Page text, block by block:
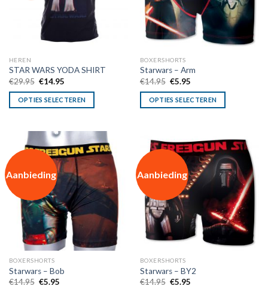
HEREN
STAR WARS YODA SHIRT
€29.95 Oorspronkelijke
was:
€29.95.
€14.95Huidige
is:
€14.95.
OPTIES SELECTEREN
BOXERSHORTS
Starwars – Arm
€14.95 Oorspronkelijke
was:
€14.95.
€5.95Huidige
is:
€5.95.
OPTIES SELECTEREN
Aanbieding
BOXERSHORTS
Starwars – Bob
€14.95 Oorspronkelijke
€5.95Huidige
Aanbieding
BOXERSHORTS
Starwars – BY2
€14.95 Oorspronkelijke
€5.95Huidige